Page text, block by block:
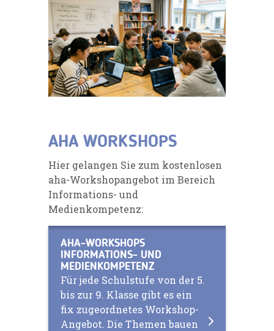
AHA WORKSHOPS
Hier gelangen Sie zum kostenlosen
aha-Workshopangebot im Bereich
Informations- und
Medienkompetenz:
AHA-WORKSHOPS
INFORMATIONS- UND
MEDIENKOMPETENZ
Für jede Schulstufe von der 5.
bis zur 9. Klasse gibt es ein
fix zugeordnetes Workshop-
Angebot. Die Themen bauen